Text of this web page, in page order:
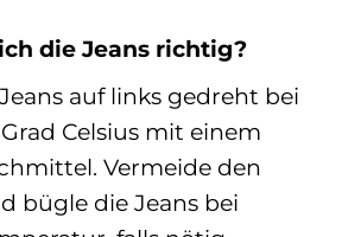
die Jeans richtig?
auf links gedreht bei
Celsius mit einem
Vermeide den
bügle die Jeans bei